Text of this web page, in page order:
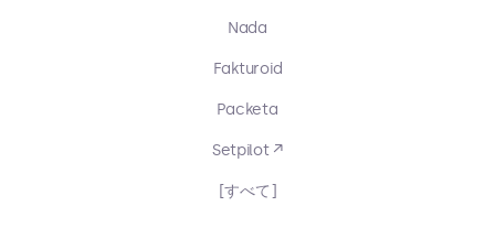
Nada
Fakturoid
Packeta
Setpilot ↗
[すべて]